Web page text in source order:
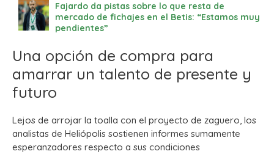
Fajardo da pistas sobre lo que resta de
mercado de fichajes en el Betis: “Estamos muy
pendientes”
Una opción de compra para
amarrar un talento de presente y
futuro
Lejos de arrojar la toalla con el proyecto de zaguero, los
analistas de Heliópolis sostienen informes sumamente
esperanzadores respecto a sus condiciones